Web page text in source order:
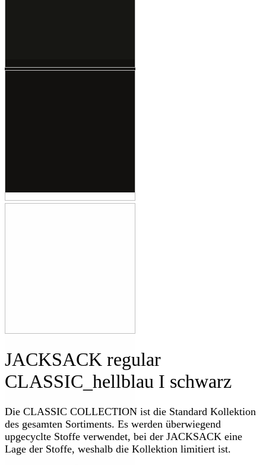
JACKSACK regular
CLASSIC_hellblau I schwarz
Die CLASSIC COLLECTION ist die Standard Kollektion
des gesamten Sortiments. Es werden überwiegend
upgecyclte Stoffe verwendet, bei der JACKSACK eine
Lage der Stoffe, weshalb die Kollektion limitiert ist.